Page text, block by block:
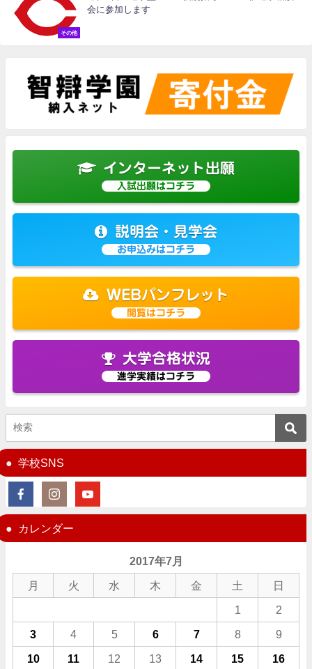
その他
会に参加します
インターネット出願
入試出願はコチラ
説明会・見学会
お申込みはコチラ
WEBパンフレット
閲覧はコチラ
大学合格状況
進学実績はコチラ
学校SNS
カレンダー
2017年7月
月 火 水 木 金 土 日
1 2
3 4 5 6 7 8 9
10 11 12 13 14 15 16